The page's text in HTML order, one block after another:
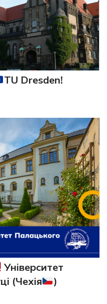
TU Dresden!
Університет
(Чехія
)